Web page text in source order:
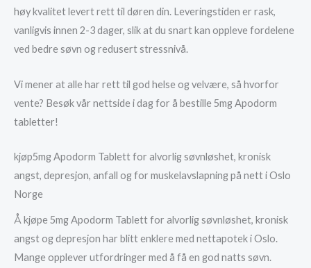
høy kvalitet levert rett til døren din. Leveringstiden er rask,
vanligvis innen 2-3 dager, slik at du snart kan oppleve fordelene
ved bedre søvn og redusert stressnivå.
Vi mener at alle har rett til god helse og velvære, så hvorfor
vente? Besøk vår nettside i dag for å bestille 5mg Apodorm
tabletter!
kjøp5mg Apodorm Tablett for alvorlig søvnløshet, kronisk
angst, depresjon, anfall og for muskelavslapning på nett i Oslo
Norge
Å kjøpe 5mg Apodorm Tablett for alvorlig søvnløshet, kronisk
angst og depresjon har blitt enklere med nettapotek i Oslo.
Mange opplever utfordringer med å få en god natts søvn.